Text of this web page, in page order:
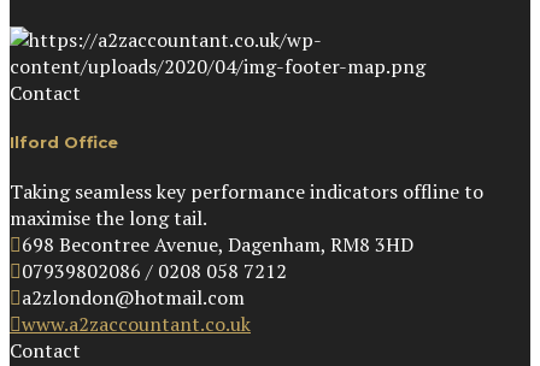
Contact
Ilford Office
Taking seamless key performance indicators offline to
maximise the long tail.
698 Becontree Avenue, Dagenham, RM8 3HD
07939802086 / 0208 058 7212
a2zlondon@hotmail.com
www.a2zaccountant.co.uk
Contact